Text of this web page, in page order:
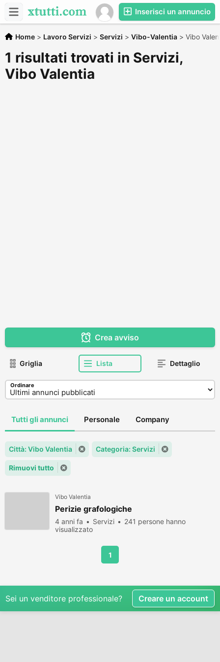
Inserisci un annuncio
Home > Lavoro Servizi > Servizi > Vibo-Valentia > Vibo
1 risultati trovati in Servizi,
Vibo Valentia
Crea avviso
Griglia Lista Dettaglio
Ordinare
Tutti gli annunci Personale Company
Città: Vibo Valentia Categoria: Servizi
Rimuovi tutto
Vibo Valentia
Perizie grafologiche
4 anni fa Servizi
241 persone hanno
visualizzato
1
Sei un venditore professionale? Creare un account